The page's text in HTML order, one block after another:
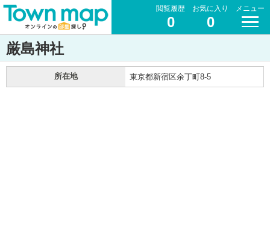
閲覧履歴
0
お気に入り
0
メニュー
厳島神社
所在地 東京都新宿区余丁町8-5